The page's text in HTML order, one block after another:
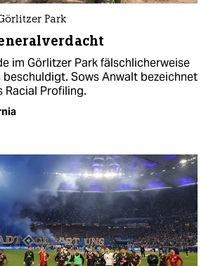
Park
im Görlitzer Park fälschlicherweise
Sows Anwalt bezeichnet
Racial Profiling.